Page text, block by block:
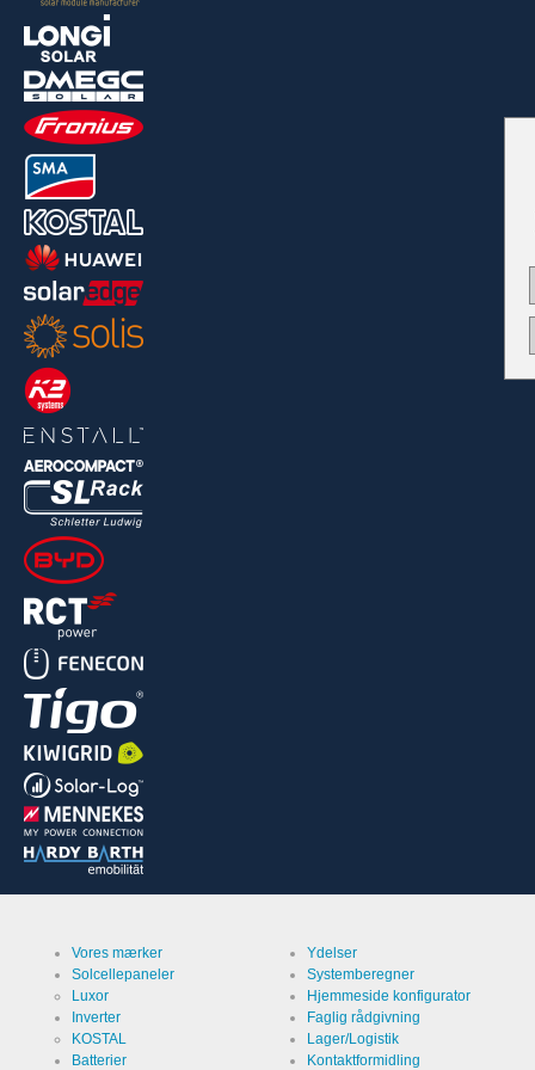
Vores mærker
Solcellepaneler
Luxor
Inverter
KOSTAL
Batterier
Ydelser
Systemberegner
Hjemmeside konfigurator
Faglig rådgivning
Lager/Logistik
Kontaktformidling